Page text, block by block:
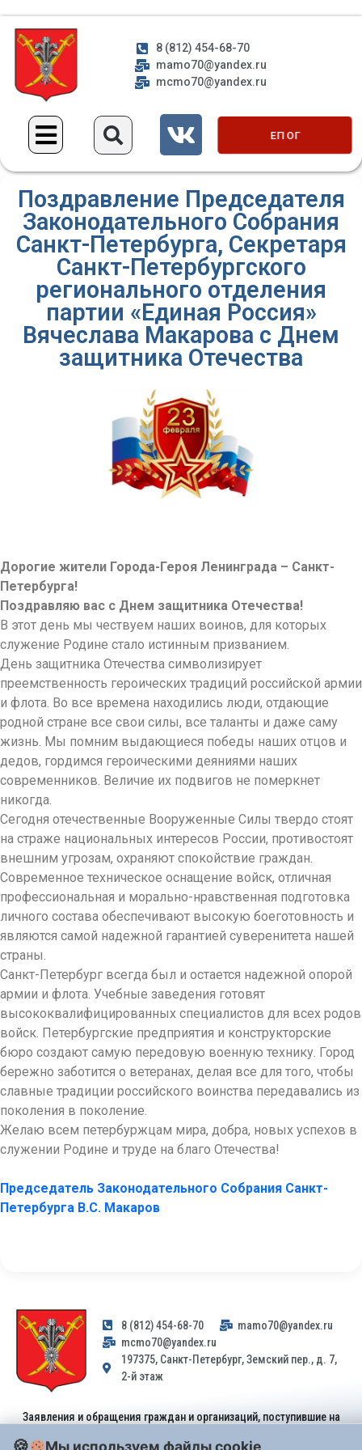
8 (812) 454-68-70
mamo70@yandex.ru
mcmo70@yandex.ru
ЕП ОГ
Поздравление Председателя
Законодательного Собрания
Санкт-Петербурга, Секретаря
Санкт-Петербургского
регионального отделения
партии «Единая Россия»
Вячеслава Макарова с Днем
защитника Отечества
Дорогие жители Города-Героя Ленинграда – Санкт-
Петербурга!
Поздравляю вас с Днем защитника Отечества!
В этот день мы чествуем наших воинов, для которых
служение Родине стало истинным призванием.
День защитника Отечества символизирует
преемственность героических традиций российской армии
и флота. Во все времена находились люди, отдающие
родной стране все свои силы, все таланты и даже саму
жизнь. Мы помним выдающиеся победы наших отцов и
дедов, гордимся героическими деяниями наших
современников. Величие их подвигов не померкнет
никогда.
Сегодня отечественные Вооруженные Силы твердо стоят
на страже национальных интересов России, противостоят
внешним угрозам, охраняют спокойствие граждан.
Современное техническое оснащение войск, отличная
профессиональная и морально-нравственная подготовка
личного состава обеспечивают высокую боеготовность и
являются самой надежной гарантией суверенитета нашей
страны.
Санкт-Петербург всегда был и остается надежной опорой
армии и флота. Учебные заведения готовят
высококвалифицированных специалистов для всех родов
войск. Петербургские предприятия и конструкторские
бюро создают самую передовую военную технику. Город
бережно заботится о ветеранах, делая все для того, чтобы
славные традиции российского воинства передавались из
поколения в поколение.
Желаю всем петербуржцам мира, добра, новых успехов в
служении Родине и труде на благо Отечества!
Председатель Законодательного Собрания Санкт-
Петербурга В.С. Макаров
8 (812) 454-68-70
mamo70@yandex.ru
mcmo70@yandex.ru
197375, Санкт-Петербург, Земский пер., д. 7,
2-й этаж
Заявления и обращения граждан и организаций, поступившие на
Мы используем файлы cookie